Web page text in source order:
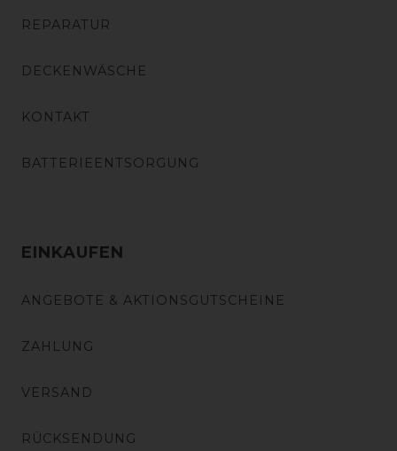
REPARATUR
DECKENWÄSCHE
KONTAKT
BATTERIEENTSORGUNG
EINKAUFEN
ANGEBOTE & AKTIONSGUTSCHEINE
ZAHLUNG
VERSAND
RÜCKSENDUNG